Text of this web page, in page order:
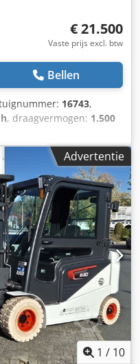
€ 21.500
Vaste prijs excl. btw
Bellen
16743,
, draagvermogen: 1.500
elektrisch,
mm
1.200 mm,
15x4,5-8,
Csdpfx Asyhizxoh Eeha
Accuspecificaties: 48V
Advertentie
1 / 10